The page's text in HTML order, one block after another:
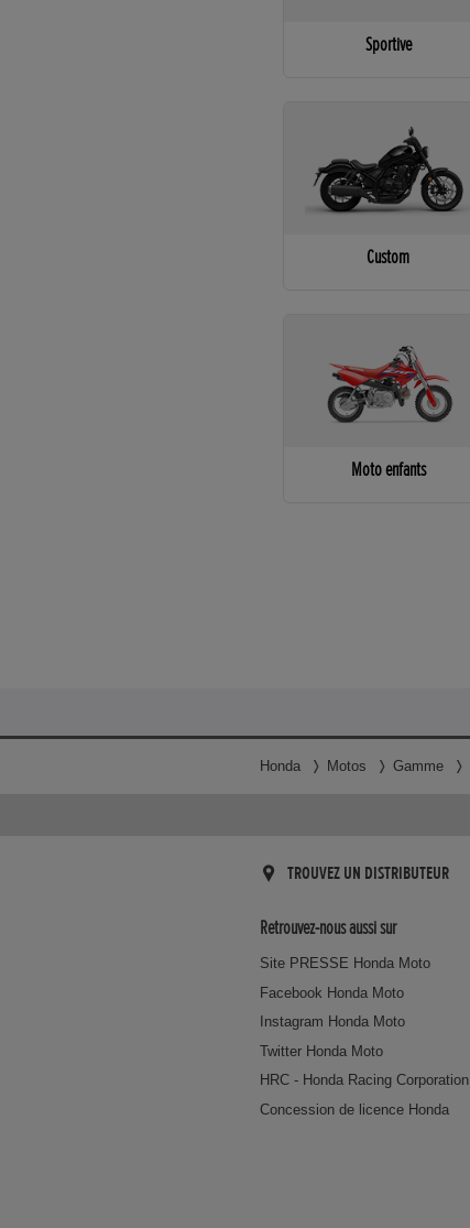
Sportive
Custom
Moto enfants
Honda Motos Gamme
TROUVEZ UN DISTRIBUTEUR
Retrouvez-nous aussi sur
Site PRESSE Honda Moto
Facebook Honda Moto
Instagram Honda Moto
Twitter Honda Moto
HRC - Honda Racing Corporation
Concession de licence Honda